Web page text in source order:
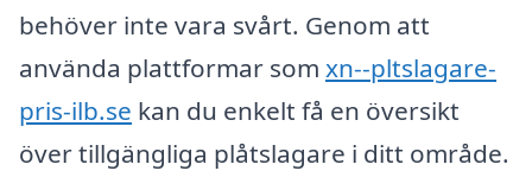
behöver inte vara svårt. Genom att
använda plattformar som xn--pltslagare-
pris-ilb.se kan du enkelt få en översikt
över tillgängliga plåtslagare i ditt område.